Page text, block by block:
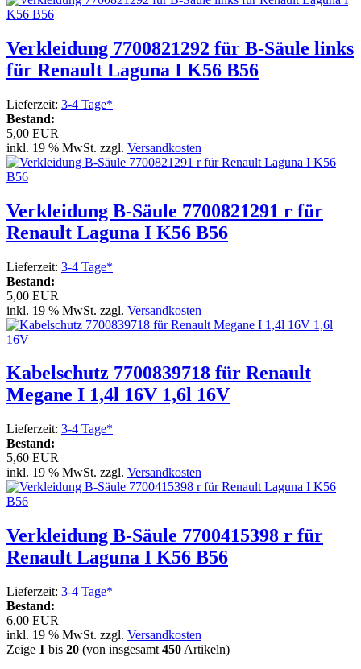
Verkleidung 7700821292 für B-Säule links
für Renault Laguna I K56 B56
Lieferzeit: 3-4 Tage*
Bestand:
5,00 EUR
inkl. 19 % MwSt. zzgl. Versandkosten
Verkleidung B-Säule 7700821291 r für
Renault Laguna I K56 B56
Lieferzeit: 3-4 Tage*
Bestand:
5,00 EUR
inkl. 19 % MwSt. zzgl. Versandkosten
Kabelschutz 7700839718 für Renault
Megane I 1,4l 16V 1,6l 16V
Lieferzeit: 3-4 Tage*
Bestand:
5,60 EUR
inkl. 19 % MwSt. zzgl. Versandkosten
Verkleidung B-Säule 7700415398 r für
Renault Laguna I K56 B56
Lieferzeit: 3-4 Tage*
Bestand:
6,00 EUR
inkl. 19 % MwSt. zzgl. Versandkosten
Zeige 1 bis 20 (von insgesamt 450 Artikeln)